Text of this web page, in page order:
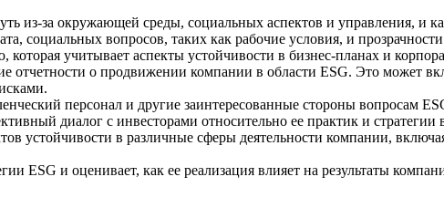
из-за окружающей среды, социальных аспектов и управления, и
социальных вопросов, таких как рабочие условия, и
которая учитывает аспекты устойчивости в бизнес-планах и
отчетности о продвижении компании в области ESG. Это может
персонал и другие заинтересованные стороны вопросам
диалог с инвесторами относительно ее практик и стратегии
устойчивости в различные сферы деятельности компании,
и оценивает, как ее реализация влияет на результаты